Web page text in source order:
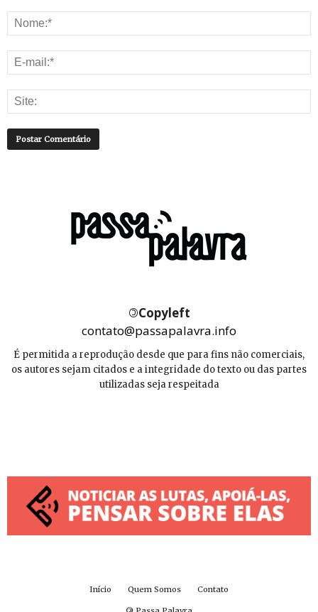
©Copyleft
contato@passapalavra.info
É permitida a reprodução desde que para fins não comerciais,
os autores sejam citados e a integridade do texto ou das partes
utilizadas seja respeitada
Início Quem Somos Contato